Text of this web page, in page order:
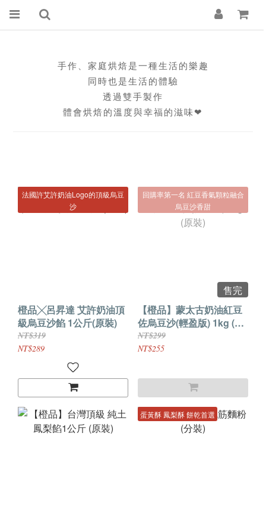
手作、家庭烘焙是一種生活的樂趣
同時也是生活的體驗
透過雙手製作
體會烘焙的溫度與幸福的滋味❤
法國許艾許奶油Logo的頂級烏豆
沙
橙品╳呂昇達 艾許奶油頂
級烏豆沙餡 1公斤(原裝)
NT$319
NT$289
回購率第一名 紅豆香氣顆粒融合
烏豆沙香甜
售完
【橙品】蒙太古奶油紅豆
佐烏豆沙(輕盈版) 1kg (原
裝)
NT$299
NT$255
蛋黃酥 鳳梨酥 餅乾首選